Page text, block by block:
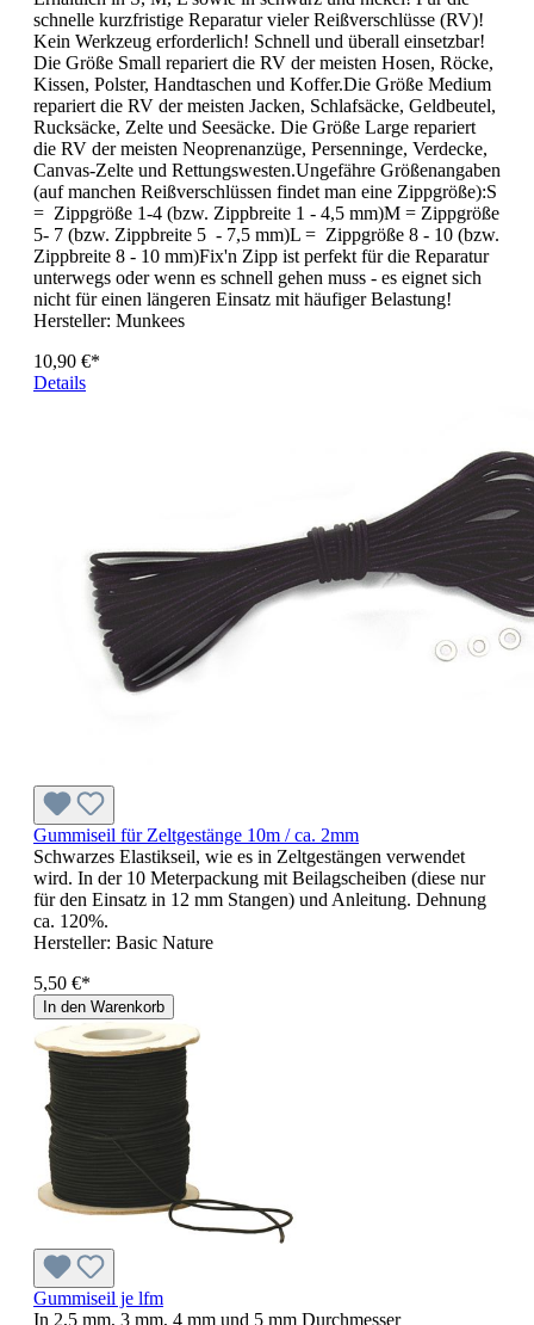
schnelle kurzfristige Reparatur vieler Reißverschlüsse (RV)!
Kein Werkzeug erforderlich! Schnell und überall einsetzbar!
Die Größe Small repariert die RV der meisten Hosen, Röcke,
Kissen, Polster, Handtaschen und Koffer.Die Größe Medium
repariert die RV der meisten Jacken, Schlafsäcke, Geldbeutel,
Rucksäcke, Zelte und Seesäcke. Die Größe Large repariert
die RV der meisten Neoprenanzüge, Persenninge, Verdecke,
Canvas-Zelte und Rettungswesten.Ungefähre Größenangaben
(auf manchen Reißverschlüssen findet man eine Zippgröße):S
= Zippgröße 1-4 (bzw. Zippbreite 1 - 4,5 mm)M = Zippgröße
5- 7 (bzw. Zippbreite 5 - 7,5 mm)L = Zippgröße 8 - 10 (bzw.
Zippbreite 8 - 10 mm)Fix'n Zipp ist perfekt für die Reparatur
unterwegs oder wenn es schnell gehen muss - es eignet sich
nicht für einen längeren Einsatz mit häufiger Belastung!
Hersteller: Munkees
10,90 €*
Details
Gummiseil für Zeltgestänge 10m / ca. 2mm
Schwarzes Elastikseil, wie es in Zeltgestängen verwendet
wird. In der 10 Meterpackung mit Beilagscheiben (diese nur
für den Einsatz in 12 mm Stangen) und Anleitung. Dehnung
ca. 120%.
Hersteller: Basic Nature
5,50 €*
In den Warenkorb
Gummiseil je lfm
In 2,5 mm, 3 mm, 4 mm und 5 mm Durchmesser